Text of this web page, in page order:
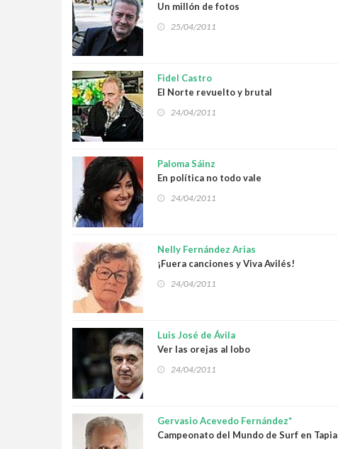
Un millón de fotos
25/04/2011
Fidel Castro
El Norte revuelto y brutal
24/04/2011
Paloma Sáinz
En política no todo vale
24/04/2011
Nelly Fernández Arias
¡Fuera canciones y Viva Avilés!
24/04/2011
Luis José de Ávila
Ver las orejas al lobo
24/04/2011
Gervasio Acevedo Fernández*
Campeonato del Mundo de Surf en Tapia